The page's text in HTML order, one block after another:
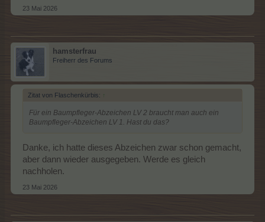
23 Mai 2026
hamsterfrau
Freiherr des Forums
Zitat von Flaschenkürbis: ↑
Für ein Baumpfleger-Abzeichen LV 2 braucht man auch ein
Baumpfleger-Abzeichen LV 1. Hast du das?
Danke, ich hatte dieses Abzeichen zwar schon gemacht,
aber dann wieder ausgegeben. Werde es gleich
nachholen.
23 Mai 2026